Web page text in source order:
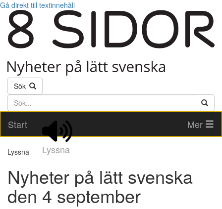
Gå direkt till textinnehåll
Sök
Söktext
Start
Lyssna
Mer
Lyssna
Nyheter på lätt svenska
den 4 september